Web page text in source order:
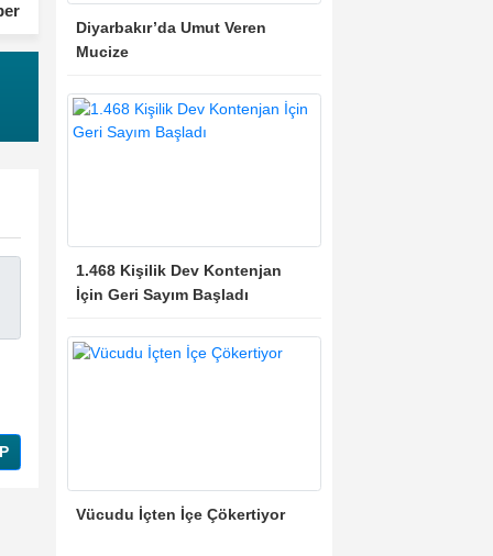
Diyarbakır’da Umut Veren
Mucize
1.468 Kişilik Dev Kontenjan
İçin Geri Sayım Başladı
Vücudu İçten İçe Çökertiyor